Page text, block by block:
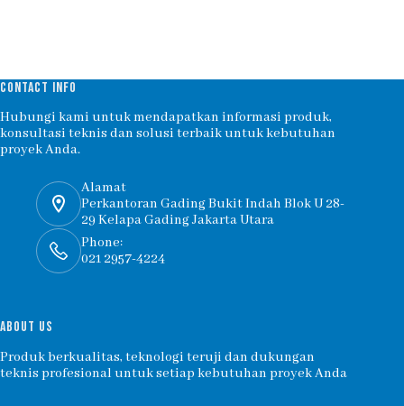
CONTACT INFO
Hubungi kami untuk mendapatkan informasi produk,
konsultasi teknis dan solusi terbaik untuk kebutuhan
proyek Anda.
Alamat
Perkantoran Gading Bukit Indah Blok U 28-
29 Kelapa Gading Jakarta Utara
Phone:
021 2957-4224
ABOUT US
Produk berkualitas, teknologi teruji dan dukungan
teknis profesional untuk setiap kebutuhan proyek Anda